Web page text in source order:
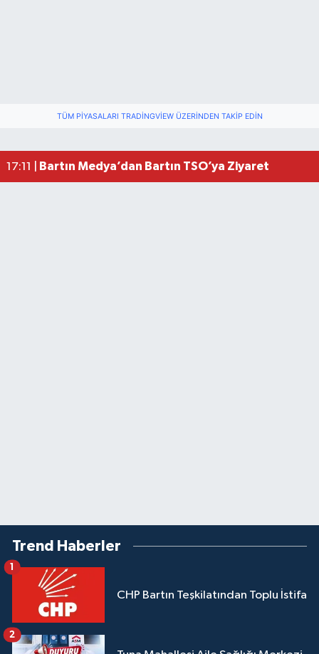
TÜM PIYASALARI TRADINGVIEW ÜZERINDEN TAKIP EDIN
17:11 |
Bartın Medya’dan Bartın TSO’ya Ziyaret
Trend Haberler
CHP Bartın Teşkilatından Toplu İstifa
1
2